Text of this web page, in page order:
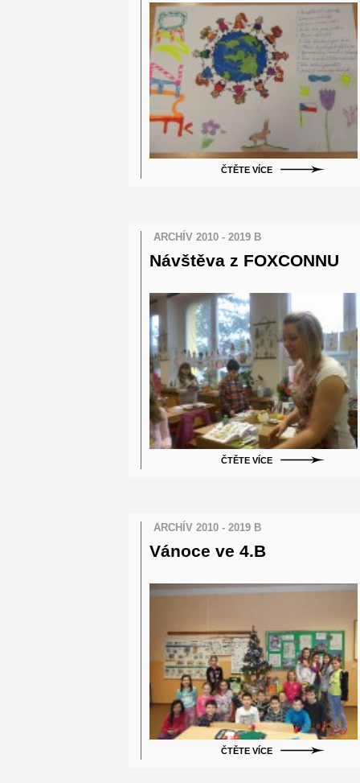
ČTĚTE VÍCE
ARCHÍV 2010 - 2019 B
Návštěva z FOXCONNU
ČTĚTE VÍCE
ARCHÍV 2010 - 2019 B
Vánoce ve 4.B
ČTĚTE VÍCE